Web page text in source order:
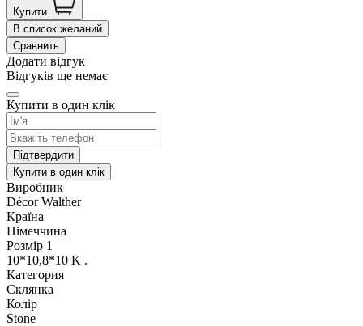
Купити
В список желаний
Сравнить
Додати відгук
Відгуків ще немає
Купити в один клік
Підтвердити
Купити в один клік
Виробник
Décor Walther
Країна
Німеччина
Розмір 1
10*10,8*10 K .
Категория
Склянка
Колір
Stone